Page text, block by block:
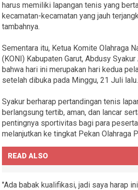
harus memiliki lapangan tenis yang
kecamatan-kecamatan yang jauh
tambahnya.
Sementara itu, Ketua Komite Olahraga
(KONI) Kabupaten Garut, Abdusy
bahwa hari ini merupakan hari kedua
setelah dibuka pada Minggu, 21 Juli lalu.
Syakur berharap pertandingan tenis
berlangsung tertib, aman, dan lancar
pentingnya sportivitas bagi para
melanjutkan ke tingkat Pekan Olahraga
READ ALSO
"Ada babak kualifikasi, jadi saya harap